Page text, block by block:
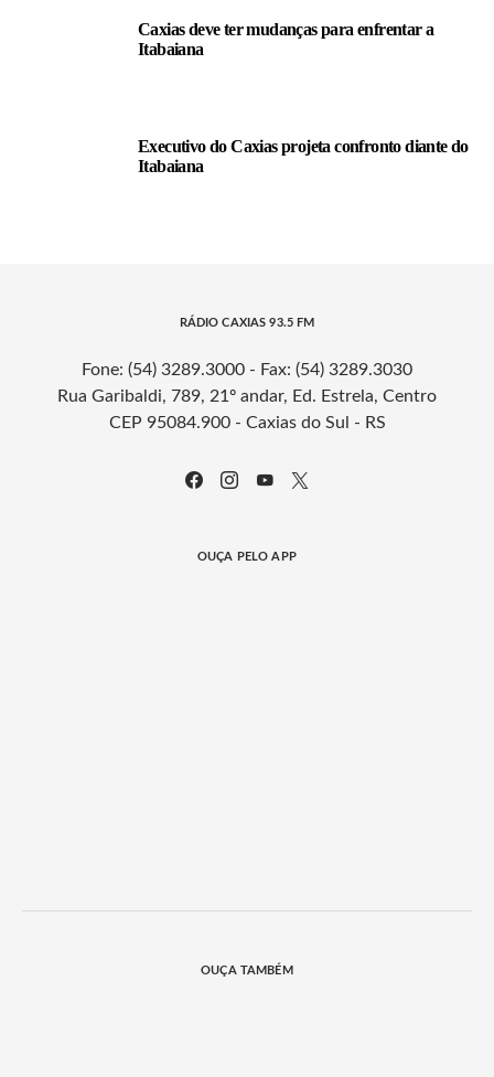
Caxias deve ter mudanças para enfrentar a
Itabaiana
Executivo do Caxias projeta confronto diante do
Itabaiana
RÁDIO CAXIAS 93.5 FM
Fone: (54) 3289.3000 - Fax: (54) 3289.3030
Rua Garibaldi, 789, 21º andar, Ed. Estrela, Centro
CEP 95084.900 - Caxias do Sul - RS
OUÇA PELO APP
OUÇA TAMBÉM